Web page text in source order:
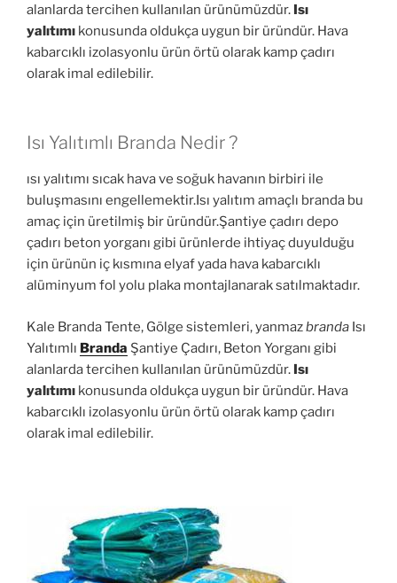
alanlarda tercihen kullanılan ürünümüzdür. Isı
yalıtımı konusunda oldukça uygun bir üründür. Hava
kabarcıklı izolasyonlu ürün örtü olarak kamp çadırı
olarak imal edilebilir.
Isı Yalıtımlı Branda Nedir ?
ısı yalıtımı sıcak hava ve soğuk havanın birbiri ile
buluşmasını engellemektir.Isı yalıtım amaçlı branda bu
amaç için üretilmiş bir üründür.Şantiye çadırı depo
çadırı beton yorganı gibi ürünlerde ihtiyaç duyulduğu
için ürünün iç kısmına elyaf yada hava kabarcıklı
alüminyum fol yolu plaka montajlanarak satılmaktadır.
Kale Branda Tente, Gölge sistemleri, yanmazbranda Isı
Yalıtımlı Branda Şantiye Çadırı, Beton Yorganı gibi
alanlarda tercihen kullanılan ürünümüzdür. Isı
yalıtımı konusunda oldukça uygun bir üründür. Hava
kabarcıklı izolasyonlu ürün örtü olarak kamp çadırı
olarak imal edilebilir.